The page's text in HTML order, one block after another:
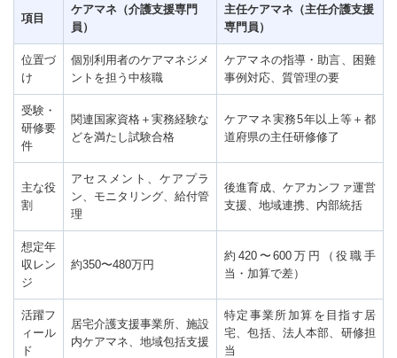
項目
ケアマネ（介護支援専門
員）
主任ケアマネ（主任介護支援
専門員）
位置づ
け
個別利用者のケアマネジメ
ントを担う中核職
ケアマネの指導・助言、困難
事例対応、質管理の要
受験・
研修要
件
関連国家資格＋実務経験な
どを満たし試験合格
ケアマネ実務5年以上等＋都
道府県の主任研修修了
主な役
割
アセスメント、ケアプラ
ン、モニタリング、給付管
理
後進育成、ケアカンファ運営
支援、地域連携、内部統括
想定年
収レン
ジ
約350〜480万円
約420〜600万円（役職手
当・加算で差）
活躍フ
ィール
ド
居宅介護支援事業所、施設
内ケアマネ、地域包括支援
特定事業所加算を目指す居
宅、包括、法人本部、研修担
当